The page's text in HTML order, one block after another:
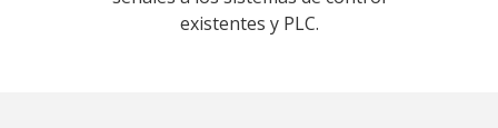
existentes y PLC.